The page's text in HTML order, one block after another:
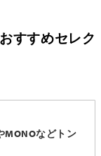
すすめセレク
MONOなどトン